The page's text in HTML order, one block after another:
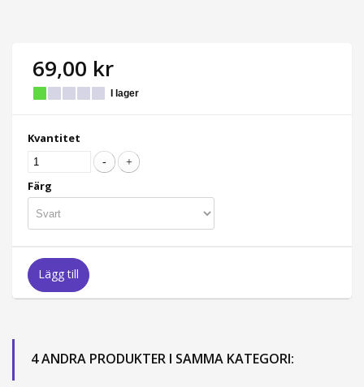
69,00 kr
I lager
Kvantitet
Färg
Lägg till
4 ANDRA PRODUKTER I SAMMA KATEGORI: